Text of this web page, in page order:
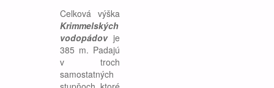
Celková výška
Krimmelských
vodopádovje
385 m. Padajú
v troch
samostatných